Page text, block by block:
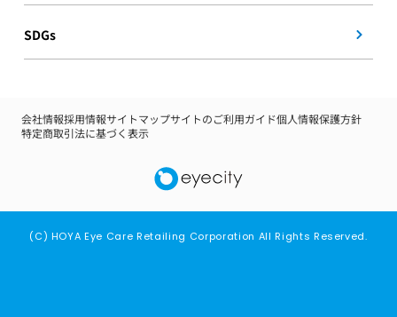
SDGs
会社情報採用情報サイトマップサイトのご利用ガイド個人情報保護方針
特定商取引法に基づく表示
(C) HOYA Eye Care Retailing Corporation All Rights Reserved.